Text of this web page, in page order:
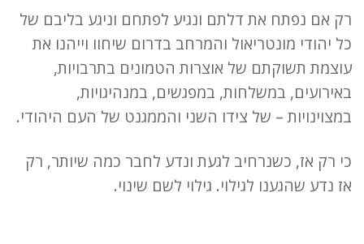
רק אם נפתח את דלתם ונגיע לפתחם וניגע בליבם של
כל יהודי מונטריאול והמרחב בדרום שיחוו וייהנו את
עוצמת תשוקתם של אוצרות הטמונים בתרבויות,
באירועים, במשלחות, במפגשים, במנהיגויות,
במצוינויות – של צידו השני והממגנט של העם היהודי.
כי רק אז, כשנרחיב לגעת ונדע לחבר כמה שיותר, רק
אז נדע שהגענו לגילוי. גילוי לשם שינוי.